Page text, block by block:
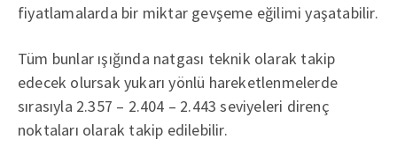
fiyatlamalarda bir miktar gevşeme eğilimi yaşatabilir.
Tüm bunlar ışığında natgası teknik olarak takip
edecek olursak yukarı yönlü hareketlenmelerde
sırasıyla 2.357 – 2.404 – 2.443 seviyeleri direnç
noktaları olarak takip edilebilir.